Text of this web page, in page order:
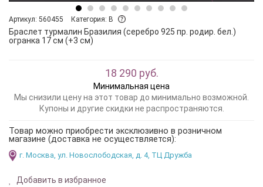
Артикул: 560455 Категория: B
Браслет турмалин Бразилия (серебро 925 пр. родир. бел.)
огранка 17 см (+3 см)
18 290 руб.
Минимальная цена
Мы снизили цену на этот товар до минимально возможной.
Купоны и другие скидки не распространяются.
Товар можно приобрести эксклюзивно в розничном
магазине (доставка не осуществляется):
г. Москва, ул. Новослободская, д. 4, ТЦ Дружба
Добавить в избранное